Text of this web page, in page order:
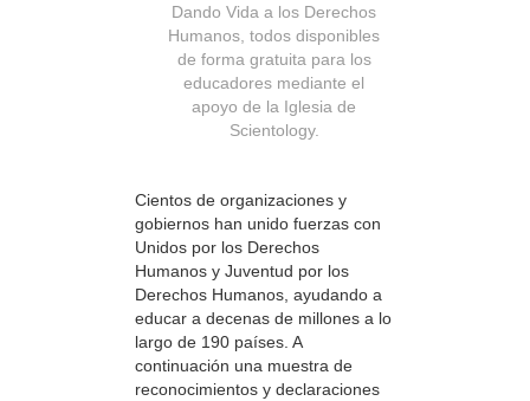
Dando Vida a los Derechos
Humanos, todos disponibles
de forma gratuita para los
educadores mediante el
apoyo de la Iglesia de
Scientology.
Cientos de organizaciones y
gobiernos han unido fuerzas con
Unidos por los Derechos
Humanos y Juventud por los
Derechos Humanos, ayudando a
educar a decenas de millones a lo
largo de 190 países. A
continuación una muestra de
reconocimientos y declaraciones